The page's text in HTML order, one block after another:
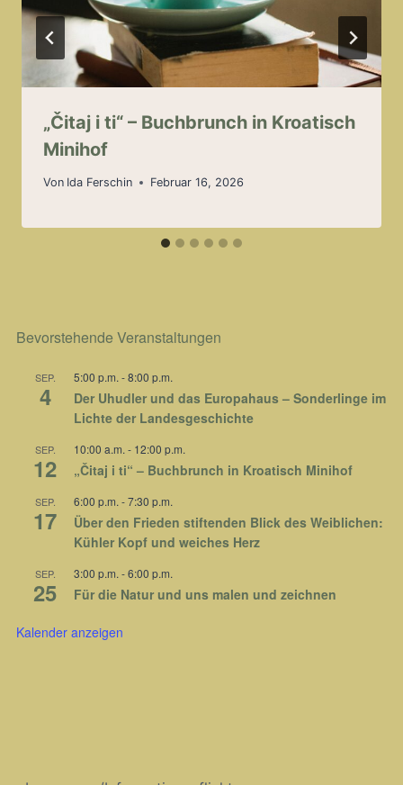
„Čitaj i ti“ – Buchbrunch in Kroatisch
Minihof
Von Ida Ferschin Februar 16, 2026
Bevorstehende Veranstaltungen
SEP.
4
5:00 p.m.-8:00 p.m.
Der Uhudler und das Europahaus – Sonderlinge im
Lichte der Landesgeschichte
SEP.
12
10:00 a.m.- 12:00 p.m.
„Čitaj i ti“ – Buchbrunch in Kroatisch Minihof
SEP.
17
6:00 p.m.-7:30 p.m.
Über den Frieden stiftenden Blick des Weiblichen:
Kühler Kopf und weiches Herz
SEP.
25
3:00 p.m.-6:00 p.m.
Für die Natur und uns malen und zeichnen
Kalender anzeigen